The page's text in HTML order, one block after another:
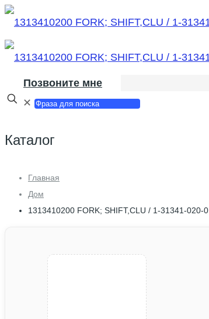
Позвоните мне
✕
Каталог
Главная
Дом
1313410200 FORK; SHIFT,CLU / 1-31341-020-0